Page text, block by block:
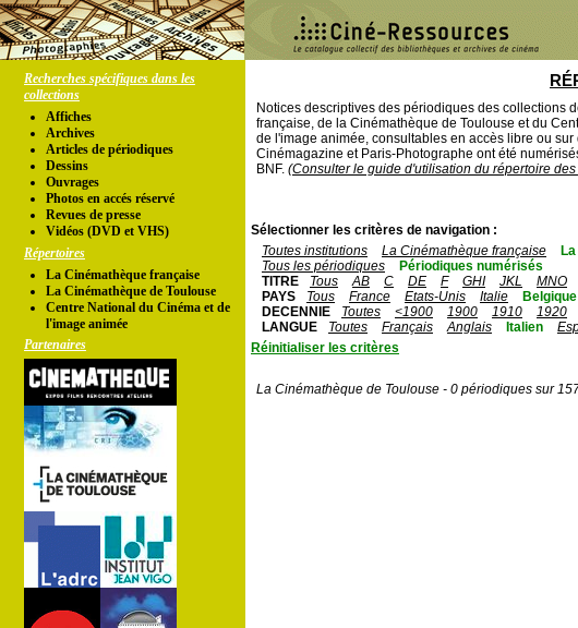
Recherches spécifiques dans les
collections
Affiches
Archives
Articles de périodiques
Dessins
Ouvrages
Photos en accés réservé
Revues de presse
Vidéos (DVD et VHS)
Répertoires
La Cinémathèque française
La Cinémathèque de Toulouse
Centre National du Cinéma et de
l'image animée
Partenaires
Notices descriptives des périodiques des collections
française, de la Cinémathèque de Toulouse et du
de l'image animée, consultables en accès libre ou sur
Cinémagazine et Paris-Photographe ont été
BNF. (Consulter le guide d'utilisation du répertoire
Sélectionner les critères de navigation :
Toutes institutions
La Cinémathèque française
Tous les périodiques
Périodiques numérisés
TITRE
Tous AB C DE F GHI JKL MNO
PAYS
Tous France Etats-Unis Italie Belgique
DECENNIE
Toutes <1900 1900 1910 1920
LANGUE
Toutes Français Anglais Italien
Réinitialiser les critères
La Cinémathèque de Toulouse - 0 périodiques sur